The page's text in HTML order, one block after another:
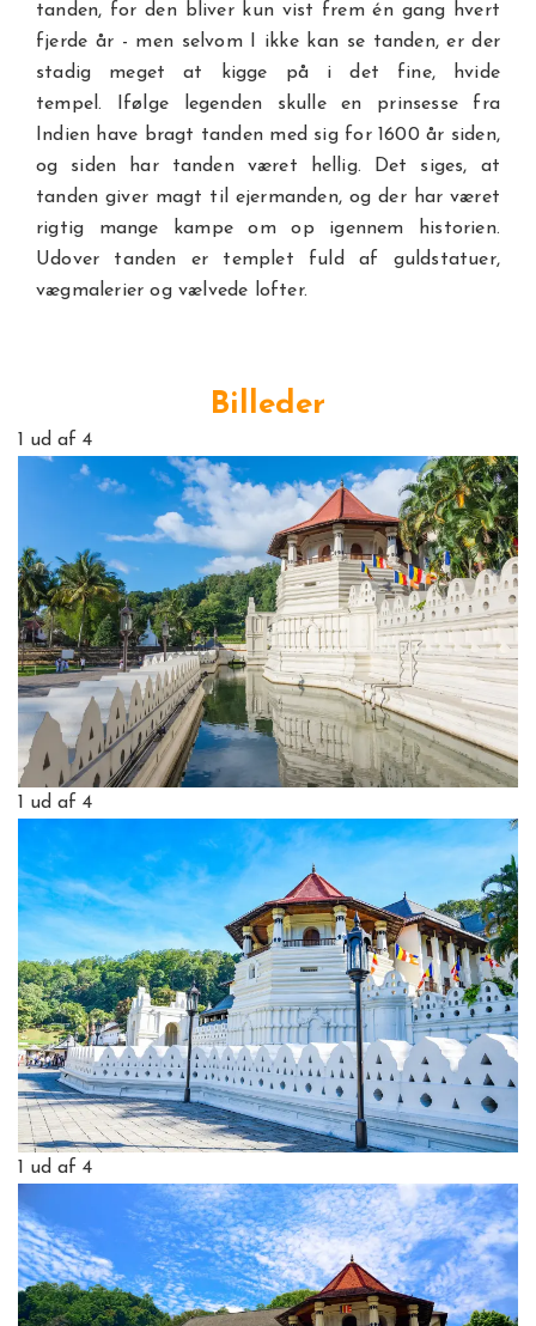
tanden, for den bliver kun vist frem én gang hvert
fjerde år - men selvom I ikke kan se tanden, er der
stadig meget at kigge på i det fine, hvide
tempel. Ifølge legenden skulle en prinsesse fra
Indien have bragt tanden med sig for 1600 år siden,
og siden har tanden været hellig. Det siges, at
tanden giver magt til ejermanden, og der har været
rigtig mange kampe om op igennem historien.
Udover tanden er templet fuld af guldstatuer,
vægmalerier og vælvede lofter.
Billeder
1 ud af 4
1 ud af 4
1 ud af 4